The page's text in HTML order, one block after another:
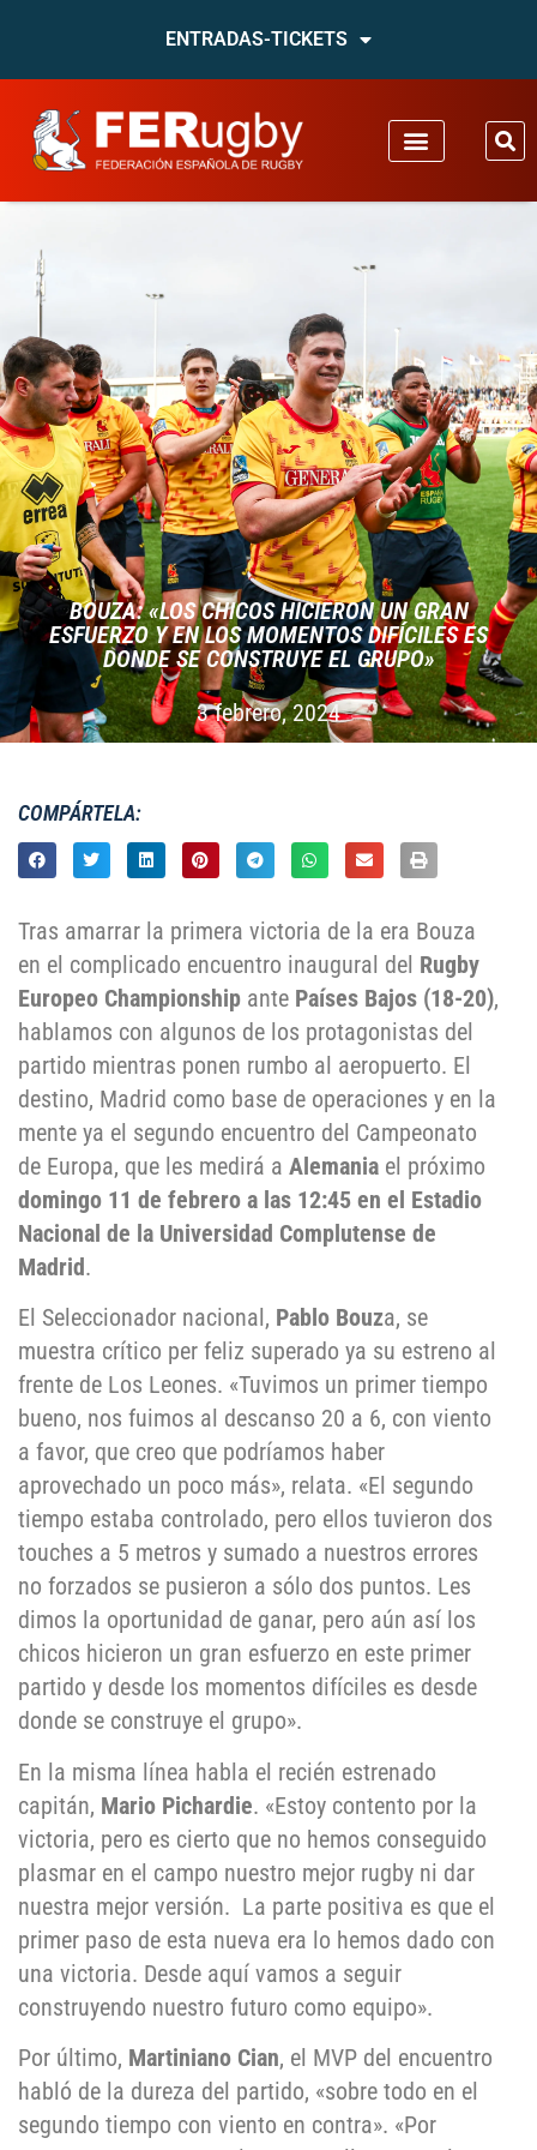
ENTRADAS-TICKETS
BOUZA: «LOS CHICOS HICIERON UN GRAN
ESFUERZO Y EN LOS MOMENTOS DIFÍCILES ES
DONDE SE CONSTRUYE EL GRUPO»
3 febrero, 2024
COMPÁRTELA:
Tras amarrar la primera victoria de la era Bouza
en el complicado encuentro inaugural del Rugby
Europeo Championship ante Países Bajos (18-20),
hablamos con algunos de los protagonistas del
partido mientras ponen rumbo al aeropuerto. El
destino, Madrid como base de operaciones y en la
mente ya el segundo encuentro del Campeonato
de Europa, que les medirá a Alemania el próximo
domingo 11 de febrero a las 12:45 en el Estadio
Nacional de la Universidad Complutense de
Madrid.
El Seleccionador nacional, Pablo Bouza, se
muestra crítico per feliz superado ya su estreno al
frente de Los Leones. «Tuvimos un primer tiempo
bueno, nos fuimos al descanso 20 a 6, con viento
a favor, que creo que podríamos haber
aprovechado un poco más», relata. «El segundo
tiempo estaba controlado, pero ellos tuvieron dos
touches a 5 metros y sumado a nuestros errores
no forzados se pusieron a sólo dos puntos. Les
dimos la oportunidad de ganar, pero aún así los
chicos hicieron un gran esfuerzo en este primer
partido y desde los momentos difíciles es desde
donde se construye el grupo».
En la misma línea habla el recién estrenado
capitán, Mario Pichardie. «Estoy contento por la
victoria, pero es cierto que no hemos conseguido
plasmar en el campo nuestro mejor rugby ni dar
nuestra mejor versión. La parte positiva es que el
primer paso de esta nueva era lo hemos dado con
una victoria. Desde aquí vamos a seguir
construyendo nuestro futuro como equipo».
Por último, Martiniano Cian, el MVP del encuentro
habló de la dureza del partido, «sobre todo en el
segundo tiempo con viento en contra». «Por